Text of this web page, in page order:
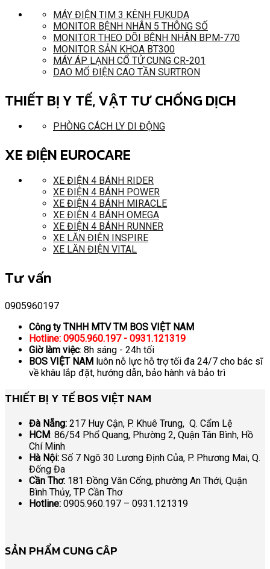
MÁY ĐIỆN TIM 3 KÊNH FUKUDA
MONITOR BỆNH NHÂN 5 THÔNG SỐ
MONITOR THEO DÕI BỆNH NHÂN BPM-770
MONITOR SẢN KHOA BT300
MÁY ÁP LẠNH CỔ TỬ CUNG CR-201
DAO MỔ ĐIỆN CAO TẦN SURTRON
THIẾT BỊ Y TẾ, VẬT TƯ CHỐNG DỊCH
PHÒNG CÁCH LY DI ĐỘNG
XE ĐIỆN EUROCARE
XE ĐIỆN 4 BÁNH RIDER
XE ĐIỆN 4 BÁNH POWER
XE ĐIỆN 4 BÁNH MIRACLE
XE ĐIỆN 4 BÁNH OMEGA
XE ĐIỆN 4 BÁNH RUNNER
XE LĂN ĐIỆN INSPIRE
XE LĂN ĐIỆN VITAL
Tư vấn
0905960197
Công ty TNHH MTV TM BOS VIỆT NAM
Hotline: 0905.960.197 - 0931.121319
Giờ làm việc: 8h sáng - 24h tối
BOS VIỆT NAM luôn nỗ lực hỗ trợ tối đa 24/7 cho bác sĩ
về khâu lắp đặt, hướng dẫn, bảo hành và bảo trì
THIẾT BỊ Y TẾ BOS VIỆT NAM
Đà Nẵng: 217 Huy Cận, P. Khuê Trung, Q. Cẩm Lệ
HCM: 86/54 Phổ Quang, Phường 2, Quận Tân Bình, Hồ
Chí Minh
Hà Nội: Số 7 Ngõ 30 Lương Định Của, P. Phương Mai, Q.
Đống Đa
Cần Thơ: 181 Đồng Văn Cống, phường An Thới, Quận
Bình Thủy, TP Cần Thơ
Hotline: 0905.960.197 – 0931.121319
SẢN PHẨM CUNG CÂP